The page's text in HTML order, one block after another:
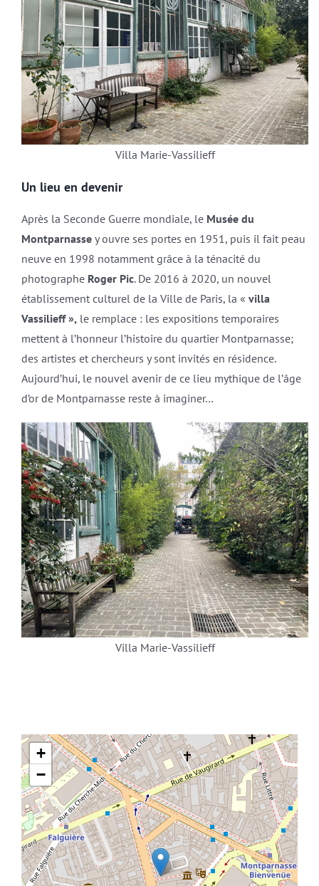
Villa Marie-Vassilieff
Un lieu en devenir
Après la Seconde Guerre mondiale, le Musée du
Montparnassey ouvre ses portes en 1951, puis il fait peau
neuve en 1998 notamment grâce à la ténacité du
photographe Roger Pic. De 2016 à 2020, un nouvel
établissement culturel de la Ville de Paris, la « villa
Vassilieff », le remplace : les expositions temporaires
mettent à l’honneur l’histoire du quartier Montparnasse;
des artistes et cher­cheurs y sont invités en résidence.
Aujourd’hui, le nouvel avenir de ce lieu mythique de l’âge
d’or de Montparnasse reste à imaginer…
Villa Marie-Vassilieff
+
−